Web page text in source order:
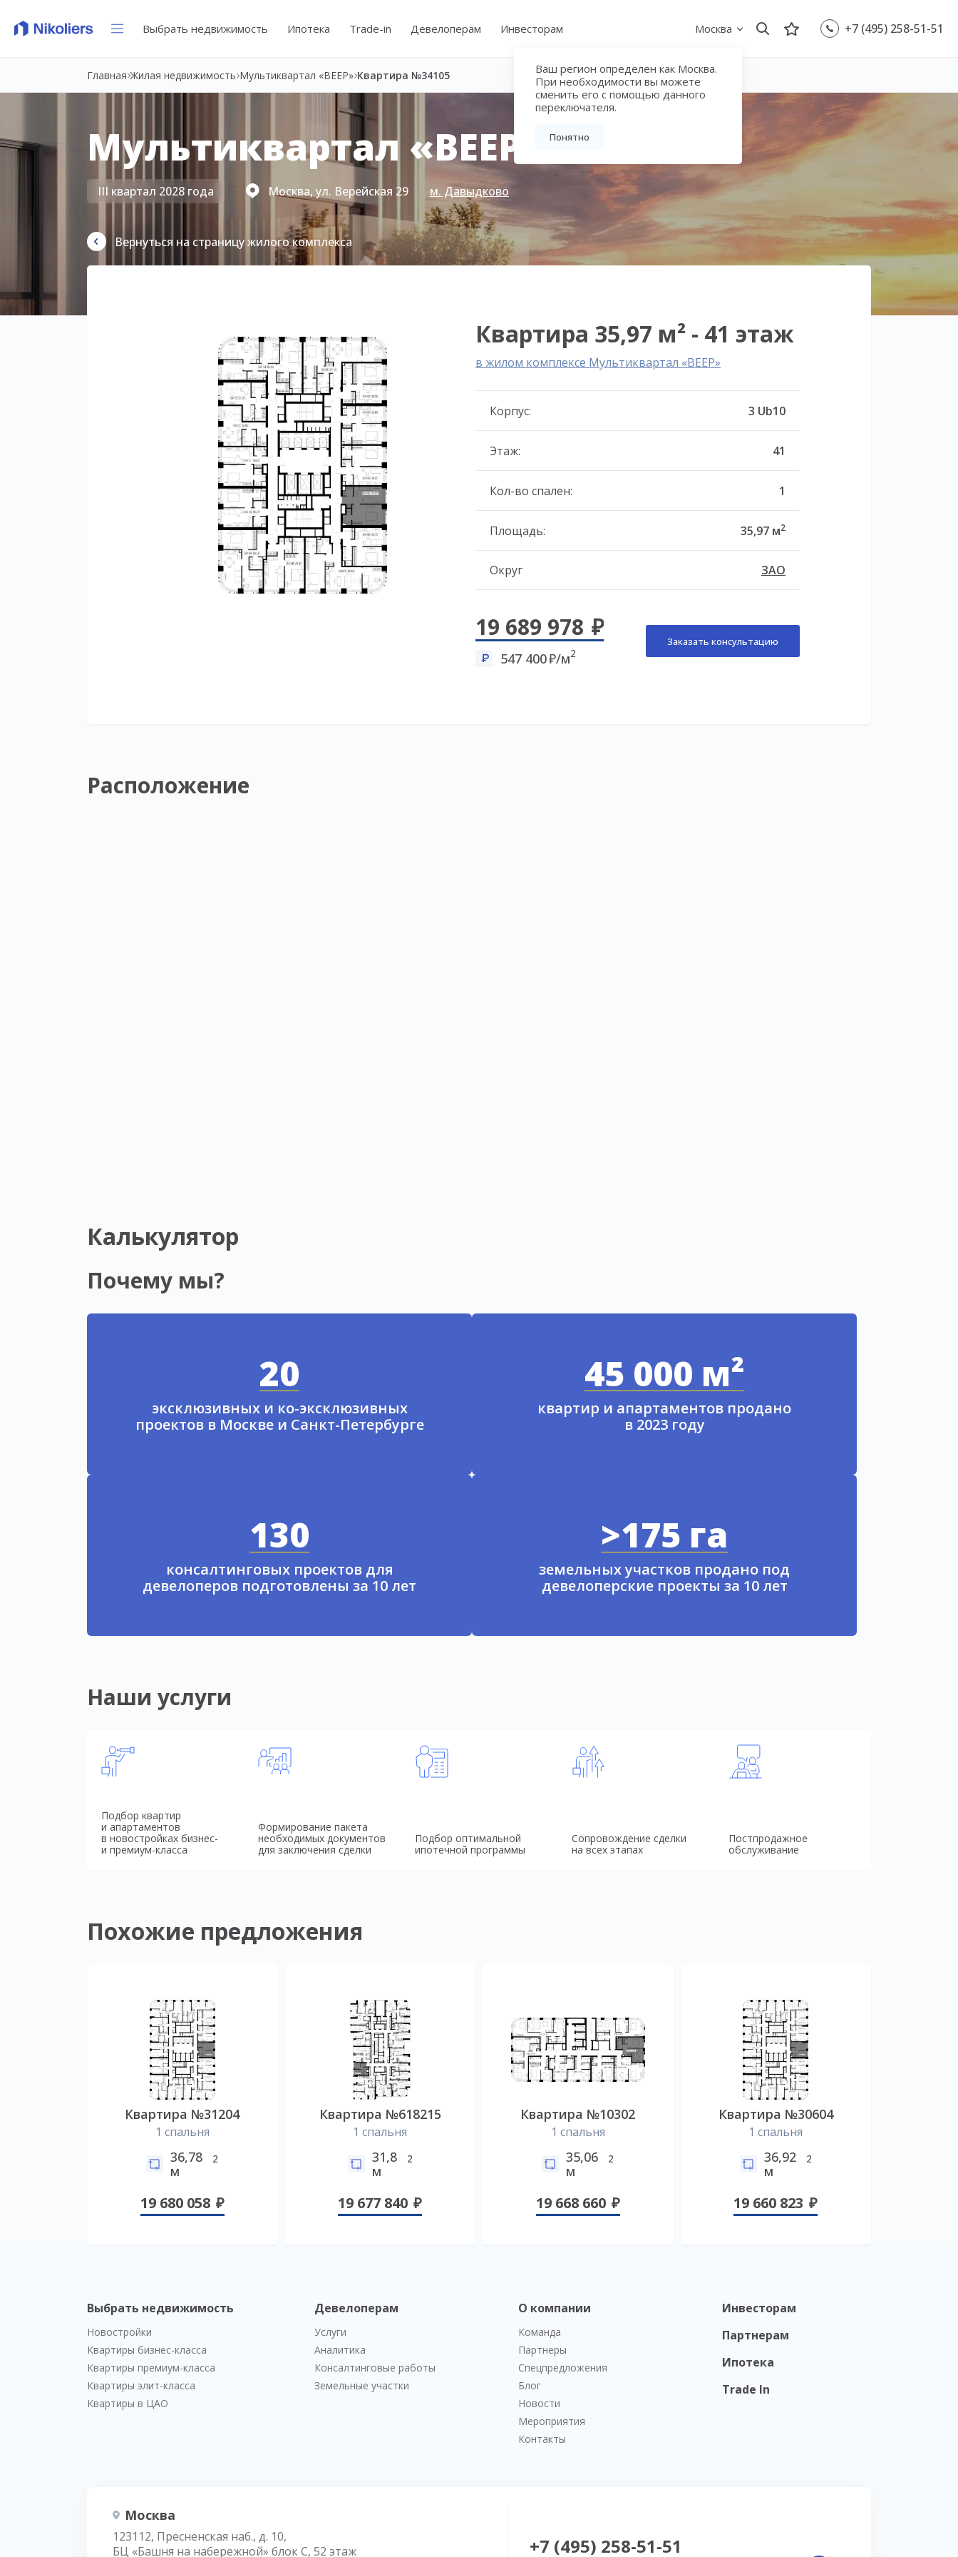
Выбрать недвижимость Ипотека Trade-in Девелоперам Инвесторам Москва
Ваш регион определен как Москва.
При необходимости вы можете
сменить его с помощью данного
переключателя.
Понятно
+7 (495) 258-51-51
Главная Жилая недвижимость Мультиквартал «ВЕЕР» Квартира №34105
Мультиквартал «ВЕЕР»
III квартал 2028 года Москва, ул. Верейская 29 м. Давыдково
Вернуться на страницу жилого комплекса
Квартира 35,97 м² - 41 этаж
в жилом комплексе Мультиквартал «ВЕЕР»
Корпус: 3 Ub10
Этаж: 41
Кол-во спален: 1
Площадь: 35,97 м2
Округ ЗАО
19 689 978
547 400 /м2
Заказать консультацию
Расположение
Калькулятор
Почему мы?
20
эксклюзивных и ко-эксклюзивных
проектов в Москве и Санкт-Петербурге
45 000 м²
квартир и апартаментов продано
в 2023 году
130
консалтинговых проектов для
девелоперов подготовлены за 10 лет
>175 га
земельных участков продано под
девелоперские проекты за 10 лет
Наши услуги
Подбор квартир
и апартаментов
в новостройках бизнес-
и премиум-класса
Формирование пакета
необходимых документов
для заключения сделки
Подбор оптимальной
ипотечной программы
Сопровождение сделки
на всех этапах
Постпродажное
обслуживание
Похожие предложения
Квартира №31204
1 спальня
36,78
м
2
19 680 058
Квартира №618215
1 спальня
31,8
м
2
19 677 840
Квартира №10302
1 спальня
35,06
м
2
19 668 660
Квартира №30604
1 спальня
36,92
м
2
19 660 823
Выбрать недвижимость
Новостройки
Квартиры бизнес-класса
Квартиры премиум-класса
Квартиры элит-класса
Квартиры в ЦАО
Девелоперам
Услуги
Аналитика
Консалтинговые работы
Земельные участки
О компании
Команда
Партнеры
Спецпредложения
Блог
Новости
Мероприятия
Контакты
Инвесторам
Партнерам
Ипотека
Trade In
Москва
123112, Пресненская наб., д. 10,
БЦ «Башня на набережной» блок С, 52 этаж
+7 (495) 258-51-51